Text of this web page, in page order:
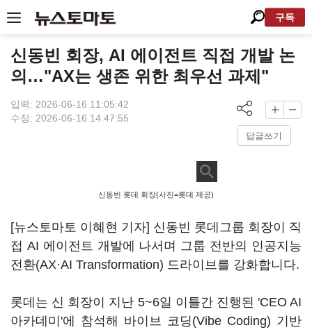
구독
신동빈 회장, AI 에이전트 직접 개발 논
의…"AX는 생존 위한 최우선 과제"
입력: 2026-06-16 11:05:42
수정: 2026-06-16 14:47:55
답글쓰기
신동빈 롯데 회장(사진=롯데 제공)
[뉴스토마토 이혜현 기자] 신동빈 롯데그룹 회장이 직
접 AI 에이전트 개발에 나서며 그룹 전반의 인공지능
전환(AX·AI Transformation) 드라이브를 강화합니다.
롯데는 신 회장이 지난 5~6일 이틀간 진행된 'CEO AI
아카데미'에 참석해 바이브 코딩(Vibe Coding) 기반